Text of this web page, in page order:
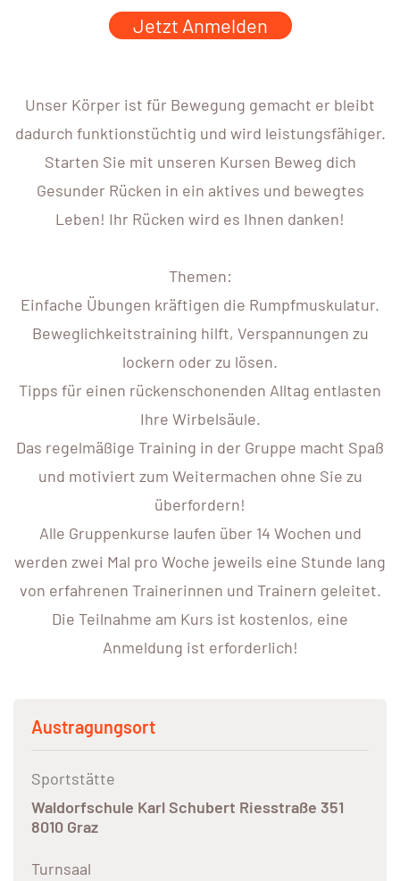
Jetzt Anmelden
Unser Körper ist für Bewegung gemacht er bleibt
dadurch funktionstüchtig und wird leistungsfähiger.
Starten Sie mit unseren Kursen Beweg dich
Gesunder Rücken in ein aktives und bewegtes
Leben! Ihr Rücken wird es Ihnen danken!
Themen:
Einfache Übungen kräftigen die Rumpfmuskulatur.
Beweglichkeitstraining hilft, Verspannungen zu
lockern oder zu lösen.
Tipps für einen rückenschonenden Alltag entlasten
Ihre Wirbelsäule.
Das regelmäßige Training in der Gruppe macht Spaß
und motiviert zum Weitermachen ohne Sie zu
überfordern!
Alle Gruppenkurse laufen über 14 Wochen und
werden zwei Mal pro Woche jeweils eine Stunde lang
von erfahrenen Trainerinnen und Trainern geleitet.
Die Teilnahme am Kurs ist kostenlos, eine
Anmeldung ist erforderlich!
Austragungsort
Sportstätte
Waldorfschule Karl Schubert Riesstraße 351
8010 Graz
Turnsaal